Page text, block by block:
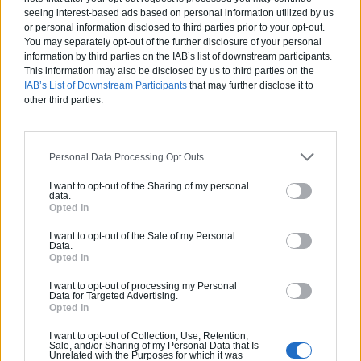
seeing interest-based ads based on personal information utilized by us
or personal information disclosed to third parties prior to your opt-out.
You may separately opt-out of the further disclosure of your personal
information by third parties on the IAB’s list of downstream participants.
This information may also be disclosed by us to third parties on the
IAB’s List of Downstream Participants that may further disclose it to
other third parties.
Personal Data Processing Opt Outs
I want to opt-out of the Sharing of my personal
data.
Opted In
I want to opt-out of the Sale of my Personal
Data.
Opted In
I want to opt-out of processing my Personal
Data for Targeted Advertising.
Opted In
I want to opt-out of Collection, Use, Retention,
Sale, and/or Sharing of my Personal Data that Is
Unrelated with the Purposes for which it was
Sophie Goncalves 01/02/2024 9:22
Toujours de bons conseils Entreprise bienveillante et
Réponse du professionnel
Nous sommes très heureux de vous savoir conquis
par votre expérience :) Toute l'équipe de STALTARO
vous souhaite une excellente journée ! À très vite,
naouel ziane 06/01/2024 8:28
L’entreprise Staltaro a réalisée des travaux dans mon